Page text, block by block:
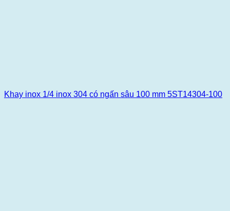
Khay inox 1/4 inox 304 có ngấn sâu 100 mm 5ST14304-100